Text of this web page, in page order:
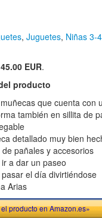
, Juguetes, Niñas 3-
45.00 EUR.
producto
que cuenta con
también en sillita de
detallado muy bien
pañales y accesorios
a dar un paseo
el día divirtiéndose
Arias
producto en Amazon.es»